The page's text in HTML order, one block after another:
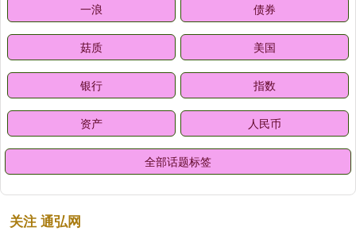
一浪 债券
菇质 美国
银行 指数
资产 人民币
全部话题标签
关注 通弘网